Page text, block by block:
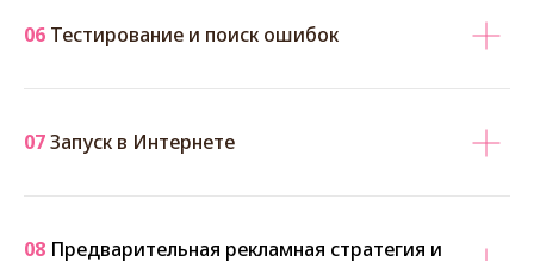
06 Тестирование и поиск ошибок
07Запуск в Интернете
08 Предварительная рекламная стратегия и